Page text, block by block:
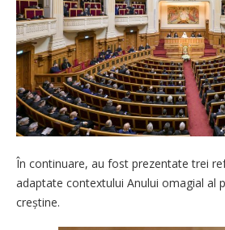
În continuare, au fost prezentate trei
adaptate contextului Anului omagial al
creștine.